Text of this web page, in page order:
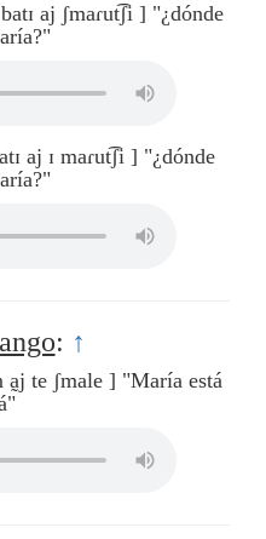
aj ʃmaɾut͡ʃi ] "¿dónde
aj ɪ maɾut͡ʃi ] "¿dónde
: ↑
a̰j te ʃmale ] "María está